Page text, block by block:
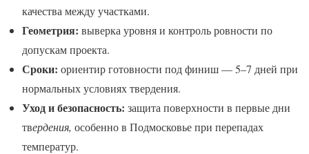
качества между участками.
Геометрия: выверка уровня и контроль ровности по
допускам проекта.
Сроки: ориентир готовности под финиш — 5–7 дней при
нормальных условиях твердения.
Уход и безопасность: защита поверхности в первые дни
твердения, особенно в Подмосковье при перепадах
температур.